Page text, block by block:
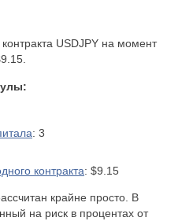
USDJPY на момент
: 3
контракта: $9.15
крайне просто. В
на риск в процентах от